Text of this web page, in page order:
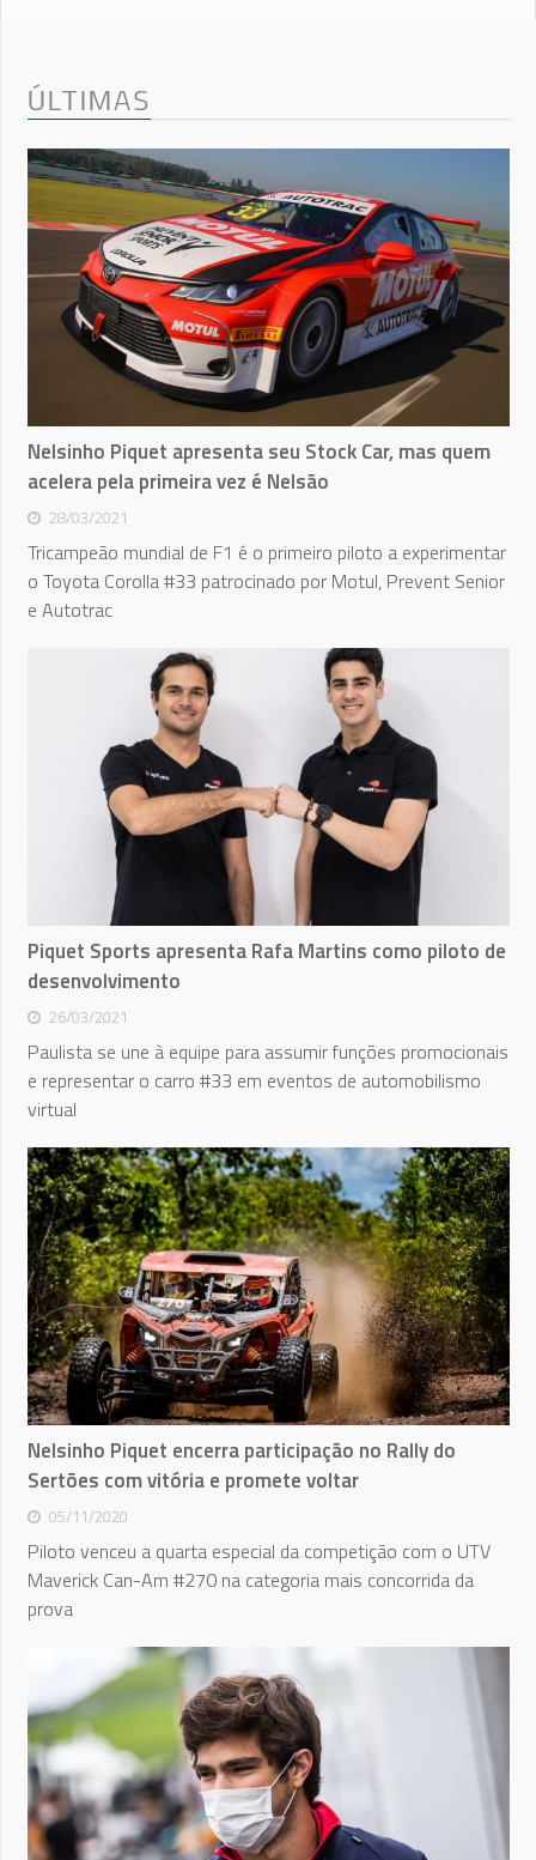
ÚLTIMAS
Nelsinho Piquet apresenta seu Stock Car, mas quem
acelera pela primeira vez é Nelsão
28/03/2021
Tricampeão mundial de F1 é o primeiro piloto a experimentar
o Toyota Corolla #33 patrocinado por Motul, Prevent Senior
e Autotrac
Piquet Sports apresenta Rafa Martins como piloto de
desenvolvimento
26/03/2021
Paulista se une à equipe para assumir funções promocionais
e representar o carro #33 em eventos de automobilismo
virtual
Nelsinho Piquet encerra participação no Rally do
Sertões com vitória e promete voltar
05/11/2020
Piloto venceu a quarta especial da competição com o UTV
Maverick Can-Am #270 na categoria mais concorrida da
prova